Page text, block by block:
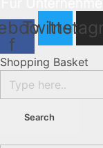
f
Twitter
Shopping Basket